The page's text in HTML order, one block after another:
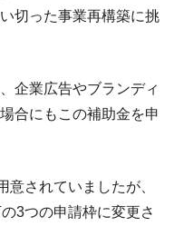
切った事業再構築に挑
企業広告やブランディ
合にもこの補助金を申
されていましたが、
3つの申請枠に変更さ